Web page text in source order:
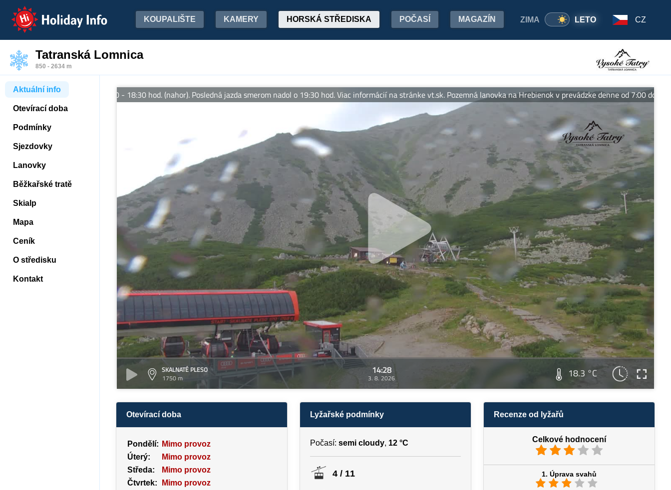
Holiday Info ZIMA LETO
KOUPALIŠTE KAMERY HORSKÁ STŘEDISKA POČASÍ MAGAZÍN CZ
Tatranská Lomnica
850 - 2634 m
Aktuální info
Otevírací doba
Podmínky
Sjezdovky
Lanovky
Běžkařské tratě
Skialp
Mapa
Ceník
O středisku
Kontakt
8:30 - 18:30 hod. (nahor). Posledná jazda smerom nadol o 19:30 hod. Viac informácií na stránke vt.sk. Pozemná lanovka na Hrebienok v prevádzke denne od 7:00 do 19:00 hod.
SKALNATÉ PLESO
1750 m
14:28
3. 8. 2026 18.3 °C
Otevírací doba
Pondělí: Mimo provoz
Úterý:
Mimo provoz
Středa:
Mimo provoz
Čtvrtek:
Mimo provoz
Lyžařské podmínky
Počasí: semi cloudy, 12 °C
4 / 11
Recenze od lyžařů
Celkové hodnocení
1. Úprava svahů